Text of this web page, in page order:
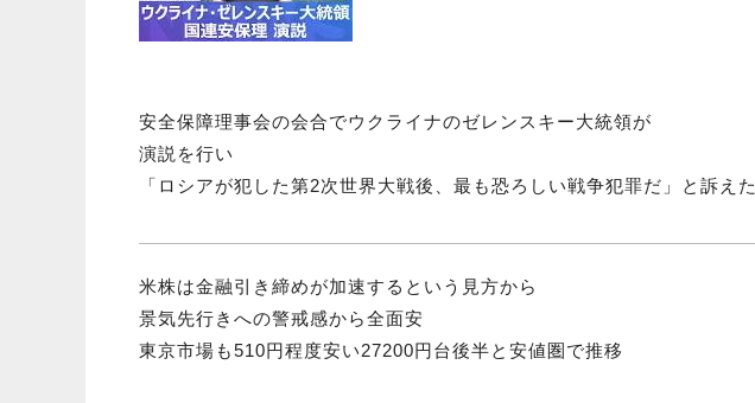
安全保障理事会の会合でウクライナのゼレンスキー大統領が
演説を行い
「ロシアが犯した第2次世界大戦後、最も恐ろしい戦争犯罪だ」と訴えた
米株は金融引き締めが加速するという見方から
景気先行きへの警戒感から全面安
東京市場も510円程度安い27200円台後半と安値圏で推移